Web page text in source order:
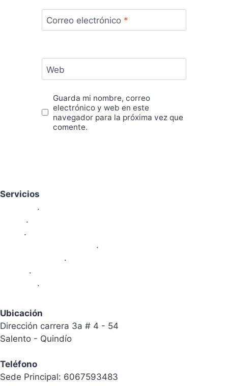
Correo electrónico *
Web
Guarda mi nombre, correo
electrónico y web en este
navegador para la próxima vez que
comente.
Servicios
.
.
.
.
.
.
.
Ubicación
Dirección carrera 3a # 4 - 54
Salento - Quindío
Teléfono
Sede Principal: 6067593483